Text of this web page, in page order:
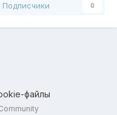
Подписчики 0
файлы